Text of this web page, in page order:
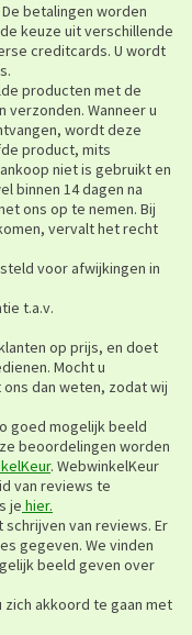
betalingen worden
keuze uit verschillende
creditcards. U wordt
producten met de
Wanneer u
wordt deze
product, mits
niet is gebruikt en
binnen 14 dagen na
ons op te nemen. Bij
vervalt het recht
voor afwijkingen in
t.a.v.
op prijs, en doet
Mocht u
dan weten, zodat wij
goed mogelijk beeld
beoordelingen worden
. WebwinkelKeur
van reviews te
je hier.
van reviews. Er
gegeven. We vinden
beeld geven over
akkoord te gaan met